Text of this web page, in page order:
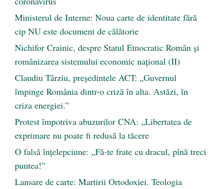
Ministerul de Interne: Noua carte de identitate fără
cip NU este document de călătorie
Nichifor Crainic, despre Statul Etnocratic Român şi
românizarea sistemului economic naţional (II)
Claudiu Târziu, președintele ACT: „Guvernul
împinge România dintr-o criză în alta. Astăzi, în
criza energiei.”
Protest împotriva abuzurilor CNA: „Libertatea de
exprimare nu poate fi redusă la tăcere
O falsă înțelepciune: „Fă-te frate cu dracul, pînă treci
puntea!”
Lansare de carte: Martirii Ortodoxiei. Teologia